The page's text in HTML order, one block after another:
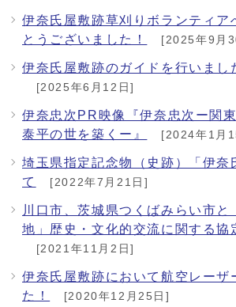
伊奈氏屋敷跡草刈りボランティア
とうございました！
[2025年9月
伊奈氏屋敷跡のガイドを行いまし
[2025年6月12日]
伊奈忠次PR映像『伊奈忠次ー関
泰平の世を築くー』
[2024年1月
埼玉県指定記念物（史跡）「伊奈
て
[2022年7月21日]
川口市、茨城県つくばみらい市と
地」歴史・文化的交流に関する協
[2021年11月2日]
伊奈氏屋敷跡において航空レーザ
た！
[2020年12月25日]